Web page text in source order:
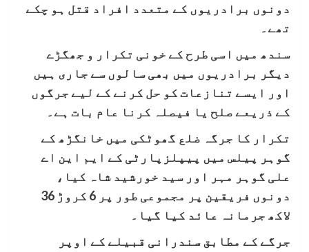
دونوں برادریوں کے متعدد افراد قتل ہو چکے
تھے۔
سندھ میں اسی طرح کے خونی تکرار و جھگڑے
دیگر برادریوں میں بھی سالوں سے جاری ہیں
اور ایسے تنازعات کو حل کرنے کے لیے جرگوں
کے ذریعے صلح یا فیصلہ کرنا عام بات ہے۔
تکرار کا جرگہ ضلع گھوٹکی میں خانگڑھ کے
گوہر پیلس میں پیپلزپارٹی کے ایم این اے
علی گوہر مہر اور سید خورشید شاہ کیا،
دونوں فریقین پر مجموعی طور پر 6 کروڑ 36
لاکھ جرمانہ عائد کیا گیا۔
جرگے کے مطابق سندرانی قبیلے کے اوپر